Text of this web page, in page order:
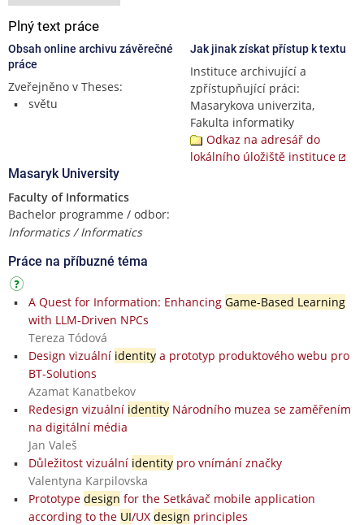
Plný text práce
Obsah online archivu závěrečné
práce
Zveřejněno v Theses:
světu
Jak jinak získat přístup k textu
Instituce archivující a
zpřístupňující práci:
Masarykova univerzita,
Fakulta informatiky
Odkaz na adresář do
lokálního úložiště instituce
Masaryk University
Faculty of Informatics
Bachelor programme / odbor:
Informatics / Informatics
Práce na příbuzné téma
A Quest for Information: Enhancing Game-Based Learning
with LLM-Driven NPCs
Tereza Tódová
Design vizuální identitya prototyp produktového webu pro
BT-Solutions
Azamat Kanatbekov
Redesign vizuální identityNárodního muzea se zaměřením
na digitální média
Jan Valeš
Důležitost vizuální identitypro vnímání značky
Valentyna Karpilovska
Prototype design for the Setkávač mobile application
according to the UI/UX design principles